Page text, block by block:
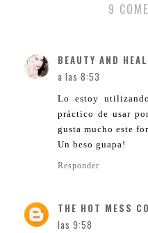
9
BEAUTY AND
a las 8:53
Lo estoy
práctico de usar
gusta mucho este
Un beso guapa!
Responder
THE HOT MESS
las 9:58